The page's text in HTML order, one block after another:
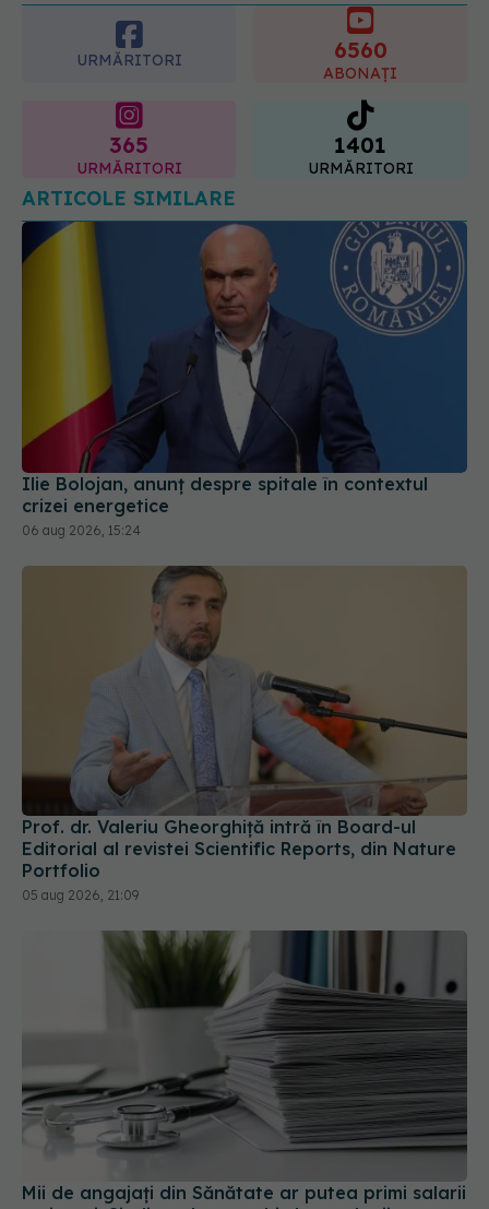
URMĂRITORI 6560
ABONAȚI
365
URMĂRITORI
1401
URMĂRITORI
ARTICOLE SIMILARE
Ilie Bolojan, anunț despre spitale în contextul
crizei energetice
06 aug 2026, 15:24
Prof. dr. Valeriu Gheorghiță intră în Board-ul
Editorial al revistei Scientific Reports, din Nature
Portfolio
05 aug 2026, 21:09
Mii de angajați din Sănătate ar putea primi salarii